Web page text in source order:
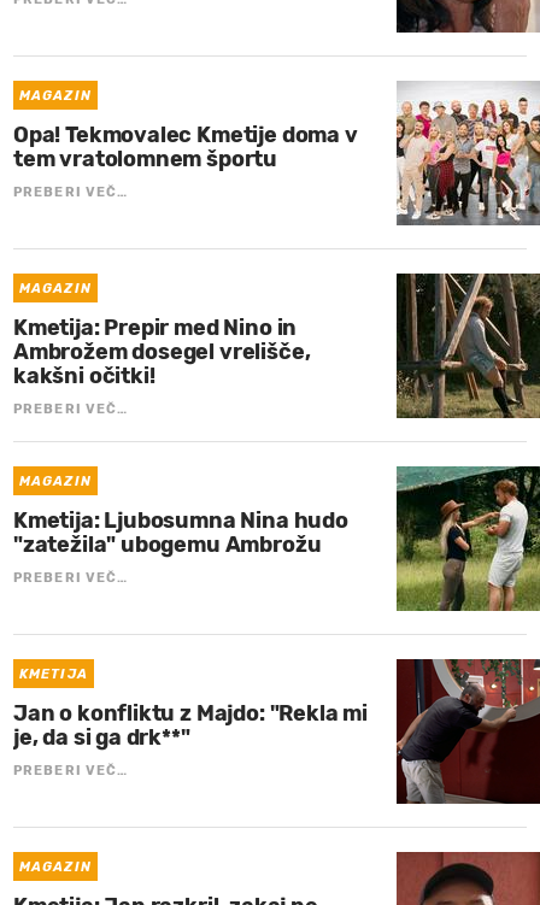
MAGAZIN
Opa! Tekmovalec Kmetije doma v
tem vratolomnem športu
PREBERI VEČ…
MAGAZIN
Kmetija: Prepir med Nino in
Ambrožem dosegel vrelišče,
kakšni očitki!
PREBERI VEČ…
MAGAZIN
Kmetija: Ljubosumna Nina hudo
"zatežila" ubogemu Ambrožu
PREBERI VEČ…
KMETIJA
Jan o konfliktu z Majdo: "Rekla mi
je, da si ga drk**"
PREBERI VEČ…
MAGAZIN